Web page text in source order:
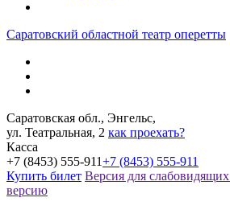
Саратовский областной театр оперетты
Саратовская обл., Энгельс,
ул. Театральная, 2 как проехать?
Касса
+7 (8453) 555-911+7 (8453) 555-911
Купить билет Версия для слабовидящих
версию